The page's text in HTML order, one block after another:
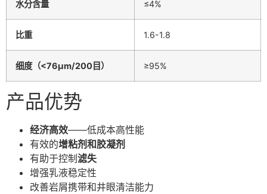
水分含量 ≤4%
比重 1.6-1.8
细度（<76μm/200目） ≥95%
产品优势
经济高效——低成本高性能
有效的增粘剂和胶凝剂
有助于控制滤失
增强乳液稳定性
改善岩屑携带和井眼清洁能力